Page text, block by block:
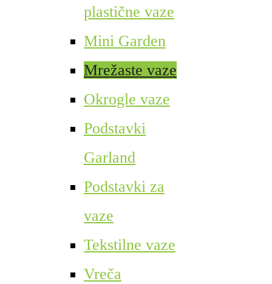
plastične vaze
Mini Garden
Mrežaste vaze
Okrogle vaze
Podstavki
Garland
Podstavki za
vaze
Tekstilne vaze
Vreča